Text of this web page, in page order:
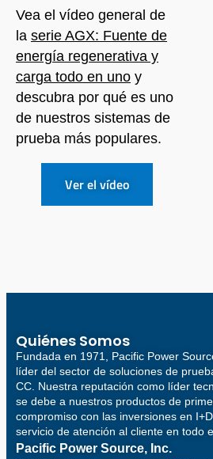
Vea el vídeo general de
la serie AGX: Fuente de
energía regenerativa y
carga todo en uno y
descubra por qué es uno
de nuestros sistemas de
prueba más populares.
Ver el vídeo
Quiénes Somos
Fundada en 1971, Pacific Power
líder del sector de soluciones de
CC. Nuestra reputación como líder
se debe a nuestros productos de
compromiso con las inversiones en
servicio de atención al cliente en todo
Pacific Power Source, Inc.